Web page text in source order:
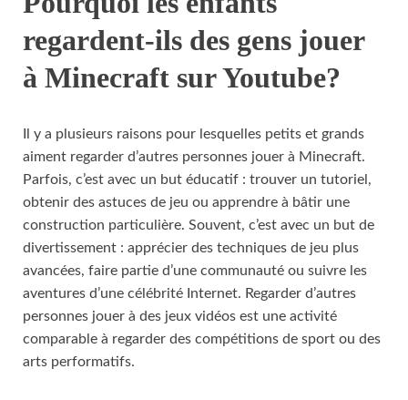
regardent-ils des gens jouer
à Minecraft sur Youtube?
Il y a plusieurs raisons pour lesquelles petits et grands
aiment regarder d’autres personnes jouer à Minecraft.
Parfois, c’est avec un but éducatif : trouver un tutoriel,
obtenir des astuces de jeu ou apprendre à bâtir une
construction particulière. Souvent, c’est avec un but de
divertissement : apprécier des techniques de jeu plus
avancées, faire partie d’une communauté ou suivre les
aventures d’une célébrité Internet. Regarder d’autres
personnes jouer à des jeux vidéos est une activité
comparable à regarder des compétitions de sport ou des
arts performatifs.